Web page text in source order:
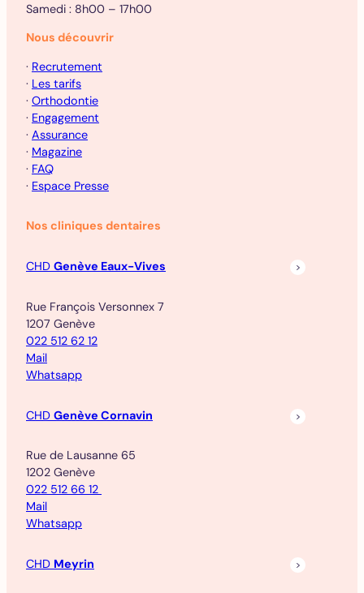
Samedi : 8h00 – 17h00
Nous découvrir
· Recrutement
· Les tarifs
· Orthodontie
· Engagement
· Assurance
· Magazine
· FAQ
· Espace Presse
Nos cliniques dentaires
CHD Genève Eaux-Vives
Rue François Versonnex 7
1207 Genève
022 512 62 12
Mail
Whatsapp
CHD Genève Cornavin
Rue de Lausanne 65
1202 Genève
022 512 66 12
Mail
Whatsapp
CHD Meyrin